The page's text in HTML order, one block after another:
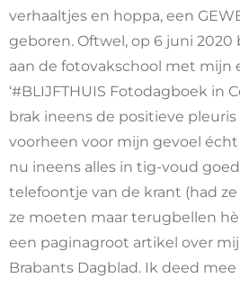
verhaaltjes en hoppa, een
geboren. Oftwel, op 6 juni
aan de fotovakschool met mijn
‘#BLIJFTHUIS Fotodagboek in
brak ineens de positieve
voorheen voor mijn gevoel
nu ineens alles in tig-voud
telefoontje van de krant (had
ze moeten maar terugbellen
een paginagroot artikel over
Brabants Dagblad. Ik deed